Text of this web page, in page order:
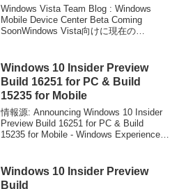
Windows Vista Team Blog : Windows
Mobile Device Center Beta Coming
SoonWindows Vista向けに現在の
Windows 10 Insider Preview
Build 16251 for PC & Build
15235 for Mobile
情報源: Announcing Windows 10 Insider
Preview Build 16251 for PC & Build
15235 for Mobile - Windows Experience
Windows 10 Insider Preview
Build